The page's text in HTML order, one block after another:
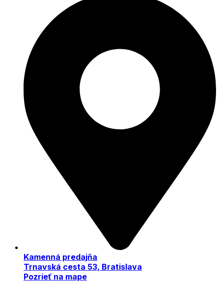
Kamenná predajňa
Trnavská cesta 53, Bratislava
Pozrieť na mape